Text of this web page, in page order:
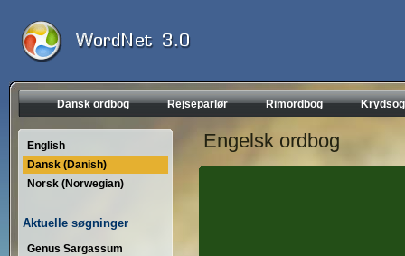
Dansk ordbog Rejseparlør Rimordbog
English
Dansk (Danish)
Norsk (Norwegian)
Aktuelle søgninger
Genus Sargassum
Engelsk ordbog